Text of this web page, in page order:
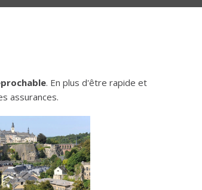
. En plus d'être rapide et
assurances.